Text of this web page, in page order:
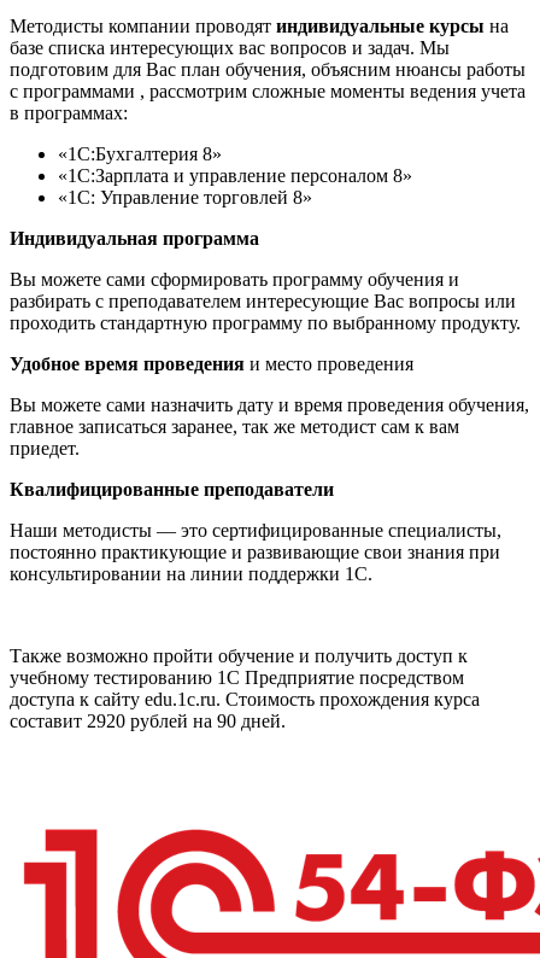
Методисты компании проводят индивидуальные курсы на
базе списка интересующих вас вопросов и задач. Мы
подготовим для Вас план обучения, объясним нюансы работы
с программами , рассмотрим сложные моменты ведения учета
в программах:
«1С:Бухгалтерия 8»
«1С:Зарплата и управление персоналом 8»
«1С: Управление торговлей 8»
Индивидуальная программа
Вы можете сами сформировать программу обучения и
разбирать с преподавателем интересующие Вас вопросы или
проходить стандартную программу по выбранному продукту.
Удобное время проведения и место проведения
Вы можете сами назначить дату и время проведения обучения,
главное записаться заранее, так же методист сам к вам
приедет.
Квалифицированные преподаватели
Наши методисты — это сертифицированные специалисты,
постоянно практикующие и развивающие свои знания при
консультировании на линии поддержки 1С.
Также возможно пройти обучение и получить доступ к
учебному тестированию 1С Предприятие посредством
доступа к сайту edu.1c.ru. Стоимость прохождения курса
составит 2920 рублей на 90 дней.